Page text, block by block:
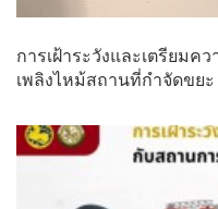
การเฝ้าระวังและเตรียม
เพลิงไหม้สถานที่กำจัดขยะ